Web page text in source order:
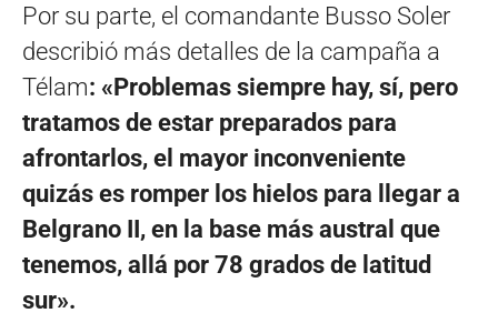
Por su parte, el comandante Busso Soler
describió más detalles de la campaña a
Télam: «Problemas siempre hay, sí, pero
tratamos de estar preparados para
afrontarlos, el mayor inconveniente
quizás es romper los hielos para llegar a
Belgrano II, en la base más austral que
tenemos, allá por 78 grados de latitud
sur».